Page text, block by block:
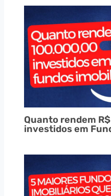
Quanto rendem
investidos em